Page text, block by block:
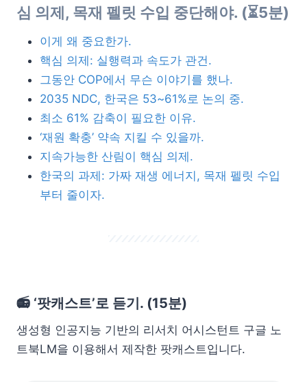
심 의제, 목재 펠릿 수입 중단해야. (⏳5분)
이게 왜 중요한가.
핵심 의제: 실행력과 속도가 관건.
그동안 COP에서 무슨 이야기를 했나.
2035 NDC, 한국은 53~61%로 논의 중.
최소 61% 감축이 필요한 이유.
‘재원 확충’ 약속 지킬 수 있을까.
지속가능한 산림이 핵심 의제.
한국의 과제: 가짜 재생 에너지, 목재 펠릿 수입
부터 줄이자.
📻 ‘팟캐스트’로 듣기. (15분)
생성형 인공지능 기반의 리서치 어시스턴트 구글 노
트북LM을 이용해서 제작한 팟캐스트입니다.